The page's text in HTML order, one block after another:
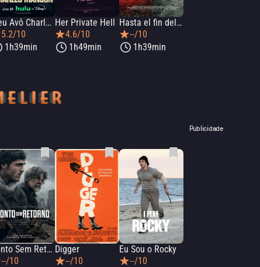
Meu Avô Charles Manson
5.2/10
1h39min
Her Private Hell
4.6/10
1h49min
Hasta el fin del mundo
--/10
1h39min
Publicidade
Ponto Sem Retorno
--/10
Digger
--/10
Eu Sou o Rocky
--/10